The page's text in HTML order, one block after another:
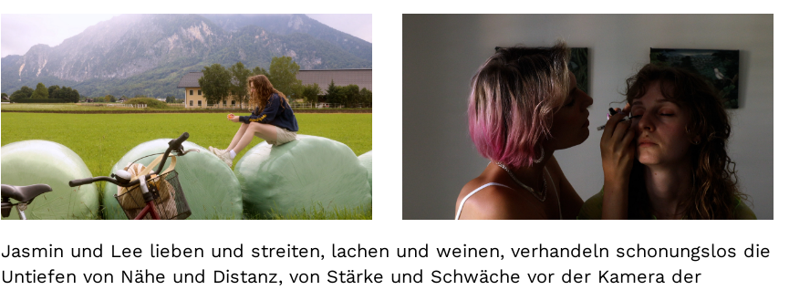
Jasmin und Lee lieben und streiten, lachen und weinen, verhandeln schonungslos die
Untiefen von Nähe und Distanz, von Stärke und Schwäche vor der Kamera der